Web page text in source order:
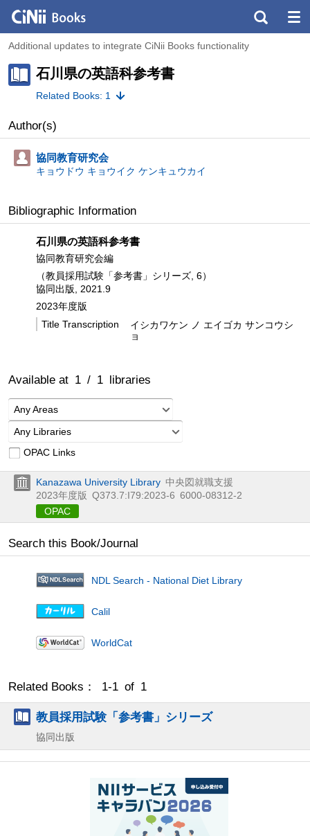
Additional updates to integrate CiNii Books functionality
石川県の英語科参考書
Related Books: 1
Author(s)
協同教育研究会
キョウドウ キョウイク ケンキュウカイ
Bibliographic Information
石川県の英語科参考書
協同教育研究会編
（教員採用試験「参考書」シリーズ, 6）
協同出版, 2021.9
2023年度版
Title Transcription
イシカワケン ノ エイゴカ サンコウシ
ョ
Available at 1 / 1 libraries
Any Areas
Any Libraries
OPAC Links
Kanazawa University Library 中央図就職支援
2023年度版 Q373.7:I79:2023-6 6000-08312-2
OPAC
Search this Book/Journal
NDL Search - National Diet Library
Calil
WorldCat
Related Books： 1-1 of 1
教員採用試験「参考書」シリーズ
協同出版